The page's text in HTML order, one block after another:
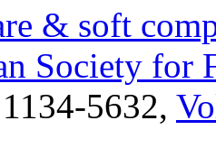
& soft
Society for
1134-5632,